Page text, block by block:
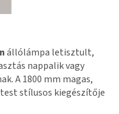
állólámpa letisztult,
nappalik vagy
A 1800 mm magas,
stílusos kiegészítője